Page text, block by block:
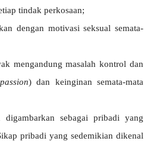
tindak perkosaan;
dengan motivasi seksual semata-
mengandung masalah kontrol dan
passion) dan keinginan semata-mata
digambarkan sebagai pribadi
yang
pribadi yang sedemikian dikenal